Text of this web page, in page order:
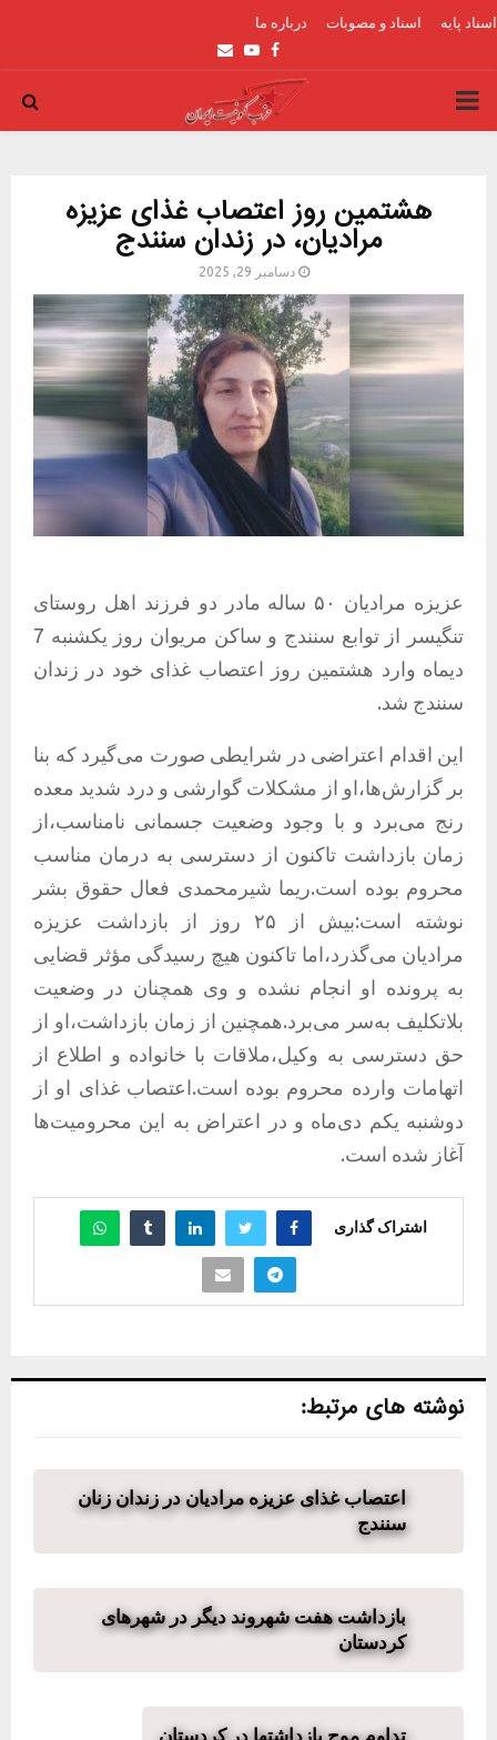
اسناد پایه اسناد و مصوبات درباره ما
Facebook
Youtube
Email
PRIMARY
هشتمین روز ‏اعتصاب غذای عزیزه
مرادیان، در زندان سنندج
دسامبر 29, 2025
عزیزه مرادیان ۵۰ ساله مادر دو فرزند اهل روستای
تنگیسر از توابع سنندج و ساکن مریوان روز یکشنبه 7
دیماه وارد هشتمین روز اعتصاب غذای خود در زندان
سنندج شد.
این اقدام اعتراضی در شرایطی صورت می‌گیرد که بنا
بر گزارش‌ها،او از مشکلات گوارشی و درد شدید معده
رنج می‌برد و با وجود وضعیت جسمانی نامناسب،از
زمان بازداشت تاکنون از دسترسی به درمان مناسب
محروم بوده است.ریما شیرمحمدی فعال حقوق بشر
نوشته است:بیش از ۲۵ روز از بازداشت عزیزه
مرادیان می‌گذرد،اما تاکنون هیچ رسیدگی مؤثر قضایی
به پرونده او انجام نشده و وی همچنان در وضعیت
بلاتکلیف به‌سر می‌برد.همچنین از زمان بازداشت،او از
حق دسترسی به وکیل،ملاقات با خانواده و اطلاع از
اتهامات وارده محروم بوده است.اعتصاب غذای او از
دوشنبه یکم دی‌ماه و در اعتراض به این محرومیت‌ها
آغاز شده است.
اشتراک گذاری
نوشته های مرتبط:
اعتصاب غذای عزیزه مرادیان در زندان زنان
سنندج
بازداشت هفت شهروند دیگر در شهرهای
کردستان
تداوم موج بازداشتها در کردستان